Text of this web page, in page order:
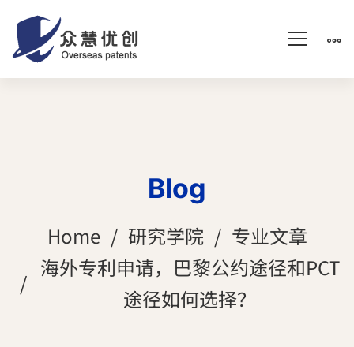
Blog
Home 研究学院
专业文章
海外专利申请，巴黎公约途径和PCT
途径如何选择？